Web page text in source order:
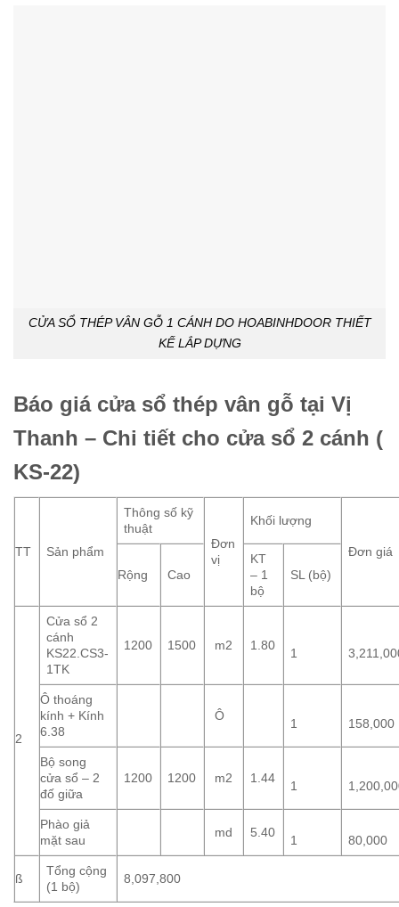
CỬA SỔ THÉP VÂN GỖ 1 CÁNH DO HOABINHDOOR THIẾT
KẾ LẮP DỰNG
Báo giá cửa sổ thép vân gỗ tại Vị
Thanh – Chi tiết cho cửa sổ 2 cánh (
KS-22)
TT Sản phẩm
Thông số kỹ
thuật
Đơn
vị
Khối lượng
Đơn giá
Rộng
Cao
KT
– 1
bộ
SL (bộ)
2
Cửa sổ 2
cánh
KS22.CS3-
1TK
1200 1500 m2 1.80
1
Ô thoáng
kính + Kính
6.38
Ô
1 158,000
Bộ song
cửa sổ – 2
đố giữa
1200 1200 m2 1.44
1
Phào giả
mặt sau
md 5.40
1 80,000
ß
Tổng cộng
(1 bộ)
8,097,800